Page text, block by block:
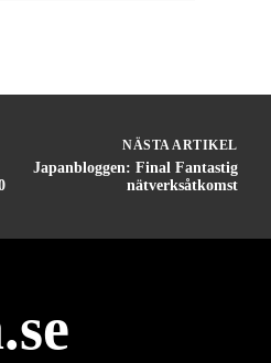
NÄSTA ARTIKEL
Japanbloggen: Final Fantastig
nätverksåtkomst